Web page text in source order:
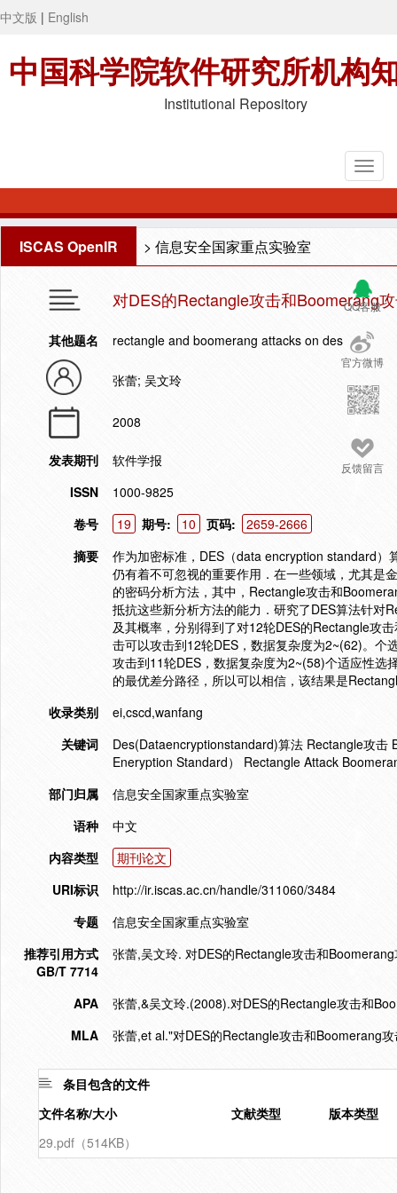
中文版 | English
中国科学院软件研究所机构
Institutional Repository
ISCAS OpenIR > 信息安全国家重点实验室
QQ客服
官方微博
反馈留言
对DES的Rectangle攻击和Boomerang
其他题名 rectangle and boomerang attacks on des
张蕾; 吴文玲
2008
发表期刊
软件学报
ISSN
1000-9825
卷号
19 期号: 10 页码:
2659-2666
摘要
作为加密标准，DES（data encryption standard
仍有着不可忽视的重要作用．在一些领域，尤其是
的密码分析方法，其中，Rectangle攻击和
抵抗这些新分析方法的能力．研究了DES算法针对
及其概率，分别得到了对12轮DES的Rectangle攻
击可以攻击到12轮DES，数据复杂度为2~(62)。
攻击到11轮DES，数据复杂度为2~(58)个适应性选
的最优差分路径，所以可以相信，该结果是
收录类别
ei,cscd,wanfang
关键词
Des(Dataencryptionstandard)算法 Rectangle攻
Eneryption Standard） Rectangle Attack
部门归属
信息安全国家重点实验室
语种
中文
内容类型
期刊论文
URI标识
http://ir.iscas.ac.cn/handle/311060/3484
专题
信息安全国家重点实验室
推荐引用方式
GB/T 7714
张蕾,吴文玲. 对DES的Rectangle攻击和
APA
张蕾,&吴文玲.(2008).对DES的Rectangle攻击和
MLA
张蕾,et al."对DES的Rectangle攻击和Boomerang
条目包含的文件
文件名称/大小
文献类型
版本类型
29.pdf（514KB）